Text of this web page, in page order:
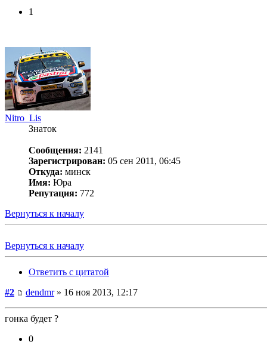
1
Nitro_Lis
Знаток
Сообщения: 2141
Зарегистрирован: 05 сен 2011, 06:45
Откуда: минск
Имя: Юра
Репутация: 772
Вернуться к началу
Вернуться к началу
Ответить с цитатой
#2
dendmr» 16 ноя 2013, 12:17
гонка будет ?
0